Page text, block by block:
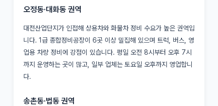
오정동·대화동 권역
대전산업단지가 인접해 상용차와 화물차 정비 수요가 높은 권역입
니다. 1급 종합정비공장이 6곳 이상 밀집해 있으며 트럭, 버스, 영
업용 차량 정비에 강점이 있습니다. 평일 오전 8시부터 오후 7시
까지 운영하는 곳이 많고, 일부 업체는 토요일 오후까지 영업합니
다.
송촌동·법동 권역